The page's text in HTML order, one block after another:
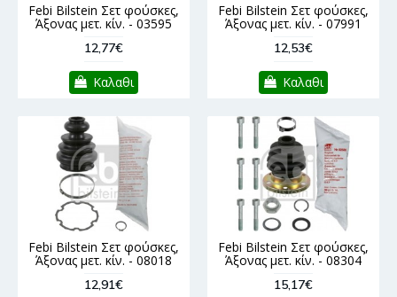
Febi Bilstein Σετ φούσκες,
Άξονας μετ. κίν. - 03595
12,77€
Καλαθι
Febi Bilstein Σετ φούσκες,
Άξονας μετ. κίν. - 07991
12,53€
Καλαθι
Febi Bilstein Σετ φούσκες,
Άξονας μετ. κίν. - 08018
12,91€
Febi Bilstein Σετ φούσκες,
Άξονας μετ. κίν. - 08304
15,17€